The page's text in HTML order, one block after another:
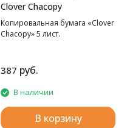
Clover Chacopy
Копировальная бумага «Clover
Chacopy» 5 лист.
387 руб.
В наличии
В корзину